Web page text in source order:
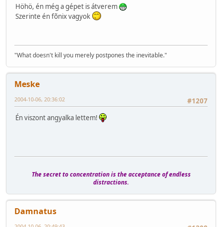
Höhö, én még a gépet is átverem
Szerinte én fõnix vagyok
"What doesn't kill you merely postpones the inevitable."
Meske
#1207
2004-10-06, 20:36:02
Én viszont angyalka lettem!
The secret to concentration is the acceptance of endless
distractions.
Damnatus